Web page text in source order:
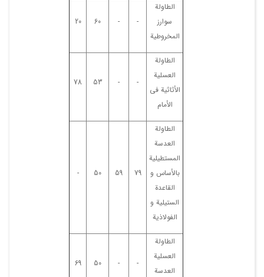
الطاولة
سوارز
المخروطیة
-
-
60
20
الطاولة
العسلیة
الأثاثیة فی
الأمام
-
-
53
78
الطاولة
العدسة
المستطیلیة
بالأساس و
القاعدة
الستیلیة و
الفولاذیة
79
59
50
-
الطاولة
العسلیة
العدسة
-
-
50
69